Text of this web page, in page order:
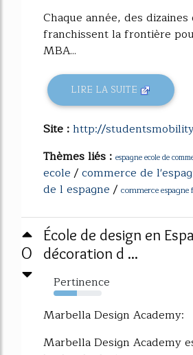
Chaque année, des
franchissent la frontière
MBA...
LIRE LA SUITE
Site :http://
Thèmes liés : espagne ecole de
ecole/commerce de
de l espagne/ commerce espagne
0
École de design en
décoration d ...
Pertinence
48%
Marbella Design Academy:
Marbella Design Academy